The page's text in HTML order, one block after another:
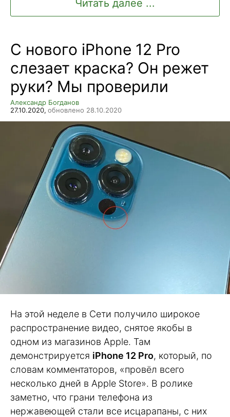
Читать далее ...
С нового iPhone 12 Pro
слезает краска? Он режет
руки? Мы проверили
Александр Богданов
27.10.2020, обновлено 28.10.2020
На этой неделе в Сети получило широкое
распространение видео, снятое якобы в
одном из магазинов Apple. Там
демонстрируется iPhone 12 Pro, который, по
словам комментаторов, «провёл всего
несколько дней в Apple Store». В ролике
заметно, что грани телефона из
нержавеющей стали все исцарапаны, с них